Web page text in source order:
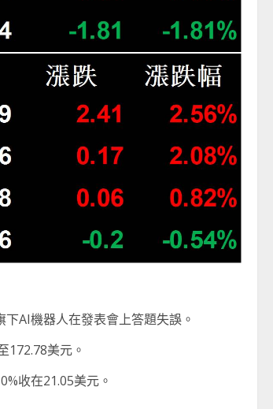
AI機器人在發表會上答題失誤。
172.78美元。
收在21.05美元。